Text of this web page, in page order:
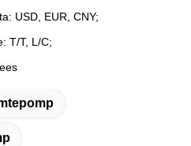
USD, EUR, CNY;
T/T, L/C;